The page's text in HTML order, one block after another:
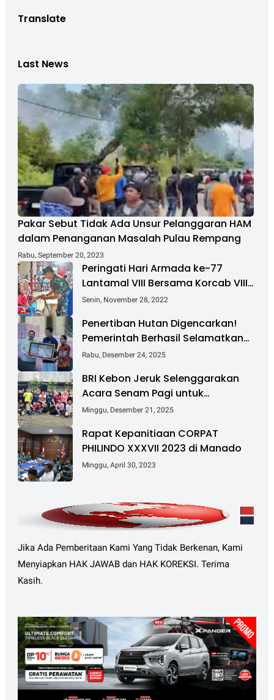
Translate
Last News
Pakar Sebut Tidak Ada Unsur Pelanggaran HAM
dalam Penanganan Masalah Pulau Rempang
Rabu, September 20, 2023
Peringati Hari Armada ke-77
Lantamal VIII Bersama Korcab VIII
DJA II Laksanakan Bakti Sosial
Senin, November 28, 2022
Penertiban Hutan Digencarkan!
Pemerintah Berhasil Selamatkan
Rp 6 T dan Kuasai Kembali 4 Juta
Rabu, Desember 24, 2025
BRI Kebon Jeruk Selenggarakan
Acara Senam Pagi untuk
Tingkatkan Kesehatan dan
Minggu, Desember 21, 2025
Rapat Kepanitiaan CORPAT
PHILINDO XXXVII 2023 di Manado
Minggu, April 30, 2023
Jika Ada Pemberitaan Kami Yang Tidak Berkenan, Kami
Menyiapkan HAK JAWAB dan HAK KOREKSI. Terima
Kasih.